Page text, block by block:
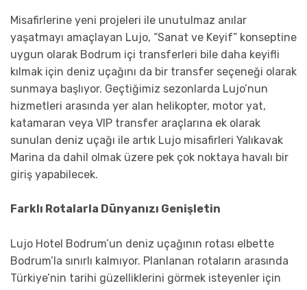
Misafirlerine yeni projeleri ile unutulmaz anılar
yaşatmayı amaçlayan Lujo, “Sanat ve Keyif” konseptine
uygun olarak Bodrum içi transferleri bile daha keyifli
kılmak için deniz uçağını da bir transfer seçeneği olarak
sunmaya başlıyor. Geçtiğimiz sezonlarda Lujo’nun
hizmetleri arasında yer alan helikopter, motor yat,
katamaran veya VIP transfer araçlarına ek olarak
sunulan deniz uçağı ile artık Lujo misafirleri Yalıkavak
Marina da dahil olmak üzere pek çok noktaya havalı bir
giriş yapabilecek.
Farklı Rotalarla Dünyanızı Genişletin
Lujo Hotel Bodrum’un deniz uçağının rotası elbette
Bodrum’la sınırlı kalmıyor. Planlanan rotaların arasında
Türkiye’nin tarihi güzelliklerini görmek isteyenler için